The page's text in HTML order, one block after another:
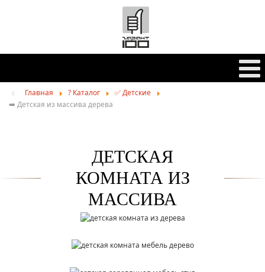
Главная ? Каталог
✅ Детские
➡️ Детская из массива дерева
ДЕТСКАЯ
КОМНАТА ИЗ
МАССИВА